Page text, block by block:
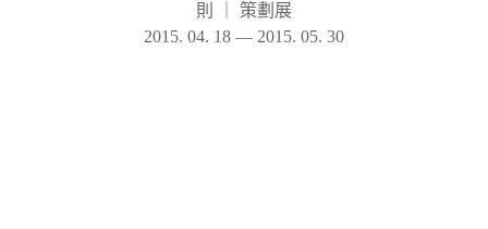
則
策劃展
2015. 04. 18 — 2015. 05. 30